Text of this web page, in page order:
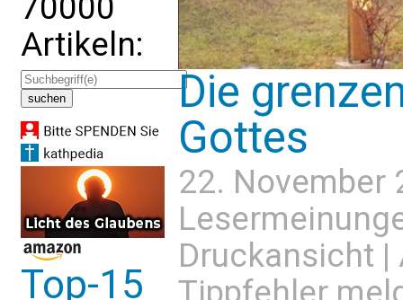
Artikeln:
Top-15
Die
Gottes
22. November
Druckansicht |